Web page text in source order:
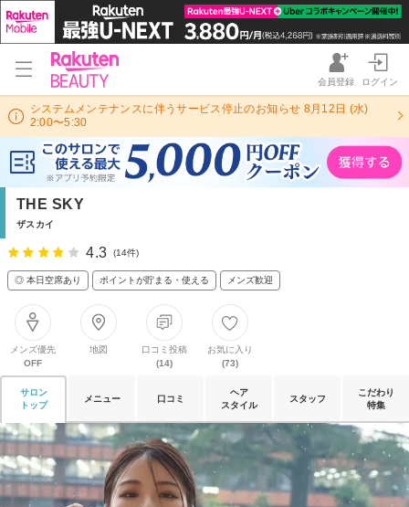
会員登録 ログイン
システムメンテナンスに伴うサービス停止のお知らせ 8月12日 (水)
2:00〜5:30
THE SKY
ザスカイ
4.3 (14件)
◎ 本日空席あり ポイントが貯まる・使える メンズ歓迎
メンズ優先
OFF
地図
口コミ投稿
(14)
お気に入り
(73)
サロン
トップ
メニュー 口コミ
ヘア
スタイル
スタッフ
こだわり
特集